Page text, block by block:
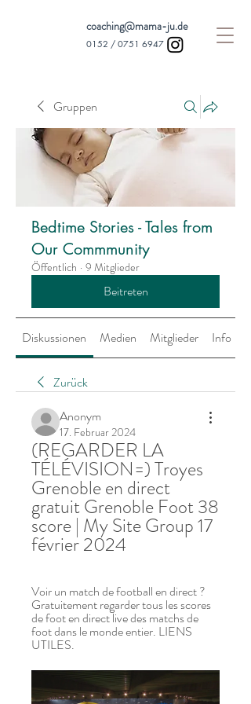
coaching@mama-ju.de
0152 / 0751 6947
Gruppen
Bedtime Stories - Tales from
Our Commmunity
Öffentlich · 9 Mitglieder
Beitreten
Diskussionen Medien Mitglieder Info
Zurück
Anonym
17. Februar 2024
(REGARDER LA
TÉLÉVISION=) Troyes
Grenoble en direct
gratuit Grenoble Foot 38
score | My Site Group 17
février 2024
Voir un match de football en direct ?
Gratuitement regarder tous les scores
de foot en direct live des matchs de
foot dans le monde entier. LIENS
UTILES.